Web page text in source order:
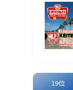
19位